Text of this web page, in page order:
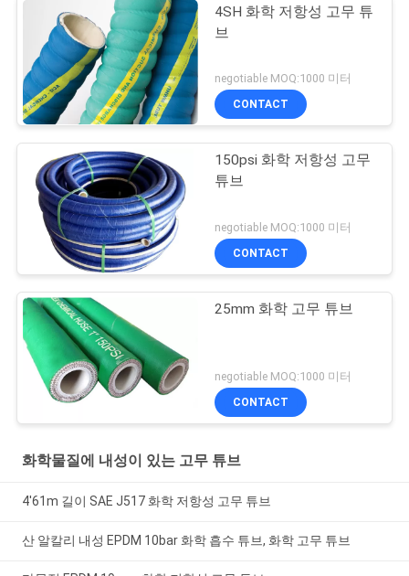
4SH 화학 저항성 고무 튜
브
negotiable MOQ:1000 미터
CONTACT
150psi 화학 저항성 고무
튜브
negotiable MOQ:1000 미터
CONTACT
25mm 화학 고무 튜브
negotiable MOQ:1000 미터
CONTACT
화학물질에 내성이 있는 고무 튜브
4'61m 길이 SAE J517 화학 저항성 고무 튜브
산 알칼리 내성 EPDM 10bar 화학 흡수 튜브, 화학 고무 튜브